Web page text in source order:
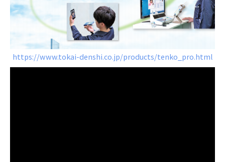
https://www.tokai-denshi.co.jp/products/tenko_pro.html